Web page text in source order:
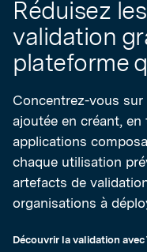
Réduisez
validation
plateforme
Concentrez-vous
ajoutée en créant,
applications
chaque utilisation
artefacts de
organisations à
Découvrir la validation avec